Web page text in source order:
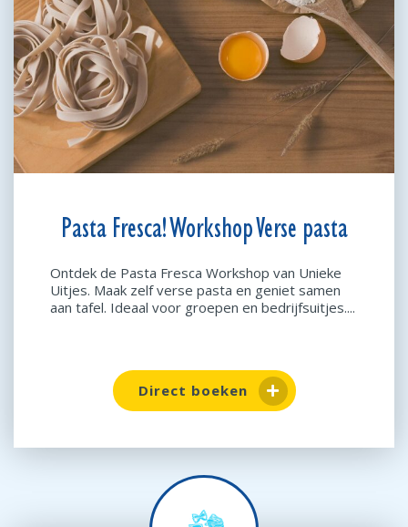
Pasta Fresca! Workshop Verse pasta
Ontdek de Pasta Fresca Workshop van Unieke
Uitjes. Maak zelf verse pasta en geniet samen
aan tafel. Ideaal voor groepen en bedrijfsuitjes....
Direct boeken